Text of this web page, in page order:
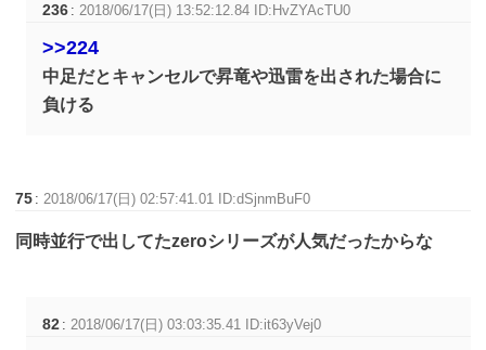
236 :2018/06/17(日) 13:52:12.84 ID:HvZYAcTU0
>>224
中足だとキャンセルで昇竜や迅雷を出された場合に
負ける
75 :2018/06/17(日) 02:57:41.01 ID:dSjnmBuF0
同時並行で出してたzeroシリーズが人気だったからな
82 :2018/06/17(日) 03:03:35.41 ID:it63yVej0